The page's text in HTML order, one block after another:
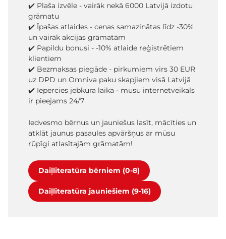
✔️ Plaša izvēle - vairāk nekā 6000 Latvijā izdotu
grāmatu
✔️ Īpašas atlaides - cenas samazinātas līdz -30%
un vairāk akcijas grāmatām
✔️ Papildu bonusi - -10% atlaide reģistrētiem
klientiem
✔️ Bezmaksas piegāde - pirkumiem virs 30 EUR
uz DPD un Omniva paku skapjiem visā Latvijā
✔️ Iepērcies jebkurā laikā - mūsu internetveikals
ir pieejams 24/7
Iedvesmo bērnus un jauniešus lasīt, mācīties un
atklāt jaunus pasaules apvāršņus ar mūsu
rūpīgi atlasītajām grāmatām!
Daiļliteratūra bērniem (0-8)
Daiļliteratūra jauniešiem (9-16)